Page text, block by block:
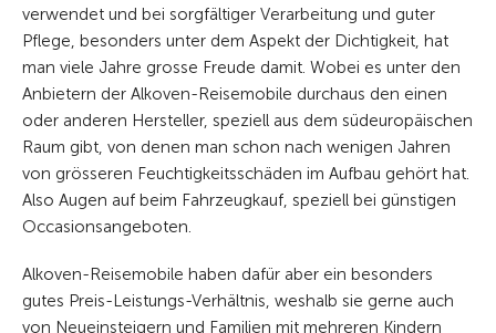
verwendet und bei sorgfältiger Verarbeitung und guter
Pflege, besonders unter dem Aspekt der Dichtigkeit, hat
man viele Jahre grosse Freude damit. Wobei es unter den
Anbietern der Alkoven-Reisemobile durchaus den einen
oder anderen Hersteller, speziell aus dem südeuropäischen
Raum gibt, von denen man schon nach wenigen Jahren
von grösseren Feuchtigkeitsschäden im Aufbau gehört hat.
Also Augen auf beim Fahrzeugkauf, speziell bei günstigen
Occasionsangeboten.
Alkoven-Reisemobile haben dafür aber ein besonders
gutes Preis-Leistungs-Verhältnis, weshalb sie gerne auch
von Neueinsteigern und Familien mit mehreren Kindern